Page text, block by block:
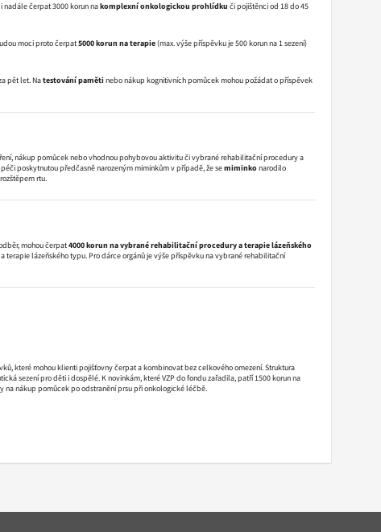
nadále čerpat 3000 korun nakomplexní onkologickou prohlídku či pojištěnci od 18 do 45
moci proto čerpat5000 korun na terapie(max. výše příspěvku je 500 korun na 1 sezení)
pět let. Natestování pamětinebo nákup kognitivních pomůcek mohou požádat o příspěvek
nákup pomůcek nebo vhodnou pohybovou aktivitu či vybrané rehabilitační procedury a
poskytnutou předčasně narozeným miminkům v případě, že semiminkonarodilo
rtu.
mohou čerpat4000 korun na vybrané rehabilitační procedury a terapie lázeňského
lázeňského typu. Pro dárce orgánů je výše příspěvku na vybrané rehabilitační
které mohou klienti pojišťovny čerpat a kombinovat bez celkového omezení. Struktura
sezení pro děti i dospělé. K novinkám, které VZP do fondu zařadila, patří 1500 korun na
nákup pomůcek po odstranění prsu při onkologické léčbě.